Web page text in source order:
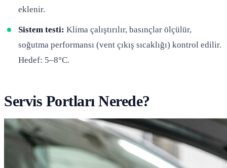
eklenir.
Sistem testi: Klima çalıştırılır, basınçlar ölçülür,
soğutma performansı (vent çıkış sıcaklığı) kontrol edilir.
Hedef: 5–8°C.
Servis Portları Nerede?